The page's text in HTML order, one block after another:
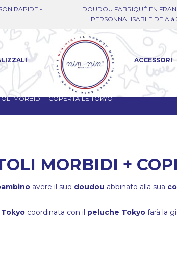
RAPIDE -
DOUDOU FABRIQUÉ EN
PERSONNALISABLE DE A à
ACCESSORI
MORBIDI + COPERTA LE TOKYO
MORBIDI +
avere il suo doudou abbinato alla sua
coordinata con il peluche Tokyo farà la